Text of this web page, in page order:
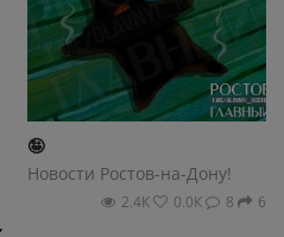
🤪
Новости Ростов-на-Дону!
2.4К 0.0К 8 6